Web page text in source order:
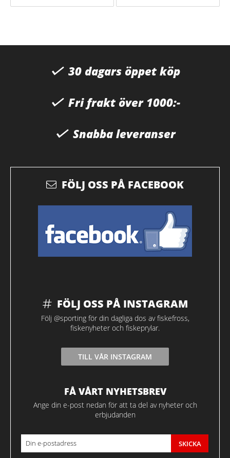
30 dagars öppet köp
Fri frakt över 1000:-
Snabba leveranser
FÖLJ OSS PÅ FACEBOOK
FÖLJ OSS PÅ INSTAGRAM
Följ @sporting för din dagliga dos av fiskefross,
fiskenyheter och fiskeprylar.
TILL VÅR INSTAGRAM
FÅ VÅRT NYHETSBREV
Ange din e-post nedan för att ta del av nyheter och
erbjudanden
SKICKA